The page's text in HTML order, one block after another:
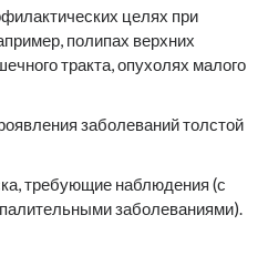
целях при
полипах верхних
тракта, опухолях малого
заболеваний толстой
требующие наблюдения (с
заболеваниями).